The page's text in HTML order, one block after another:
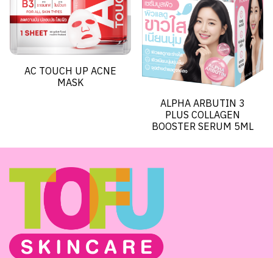
AC TOUCH UP ACNE
MASK
ALPHA ARBUTIN 3
PLUS COLLAGEN
BOOSTER SERUM 5ML